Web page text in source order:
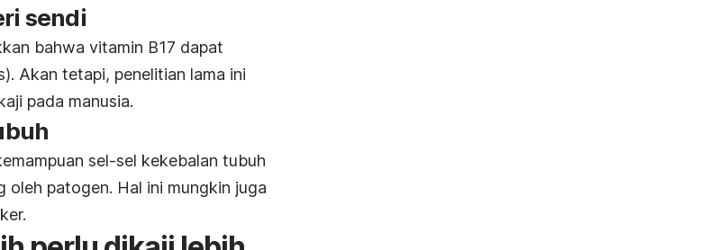
sendi
bahwa vitamin B17 dapat
Akan tetapi, penelitian lama ini
pada manusia.
sel-sel kekebalan tubuh
oleh patogen. Hal ini mungkin juga